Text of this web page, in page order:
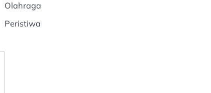
Olahraga
Peristiwa